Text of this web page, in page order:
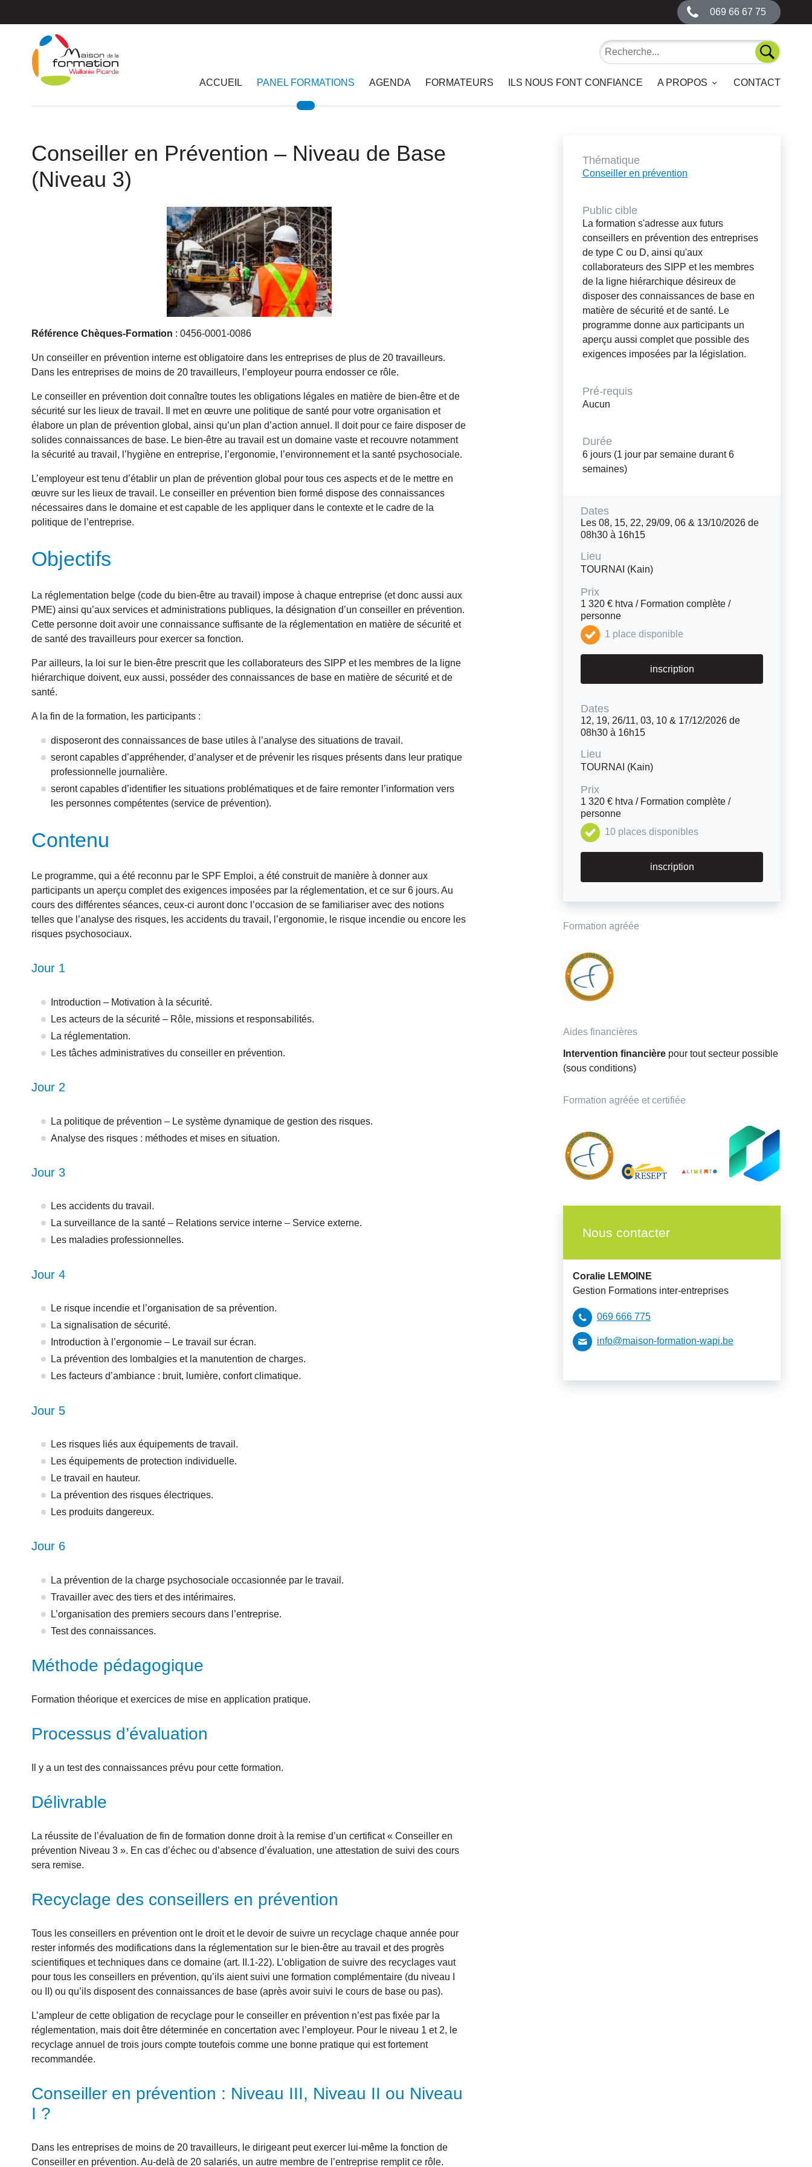
principal
069 66 67 75
ACCUEIL PANEL FORMATIONS AGENDA FORMATEURS ILS NOUS FONT CONFIANCE A PROPOS CONTACT
Recherche
Conseiller en Prévention – Niveau de Base
(Niveau 3)
Référence Chèques-Formation : 0456-0001-0086
Un conseiller en prévention interne est obligatoire dans les entreprises de plus de 20 travailleurs.
Dans les entreprises de moins de 20 travailleurs, l’employeur pourra endosser ce rôle.
Le conseiller en prévention doit connaître toutes les obligations légales en matière de bien-être et de
sécurité sur les lieux de travail. Il met en œuvre une politique de santé pour votre organisation et
élabore un plan de prévention global, ainsi qu’un plan d’action annuel. Il doit pour ce faire disposer de
solides connaissances de base. Le bien-être au travail est un domaine vaste et recouvre notamment
la sécurité au travail, l’hygiène en entreprise, l’ergonomie, l’environnement et la santé psychosociale.
L’employeur est tenu d’établir un plan de prévention global pour tous ces aspects et de le mettre en
œuvre sur les lieux de travail. Le conseiller en prévention bien formé dispose des connaissances
nécessaires dans le domaine et est capable de les appliquer dans le contexte et le cadre de la
politique de l’entreprise.
Objectifs
La réglementation belge (code du bien-être au travail) impose à chaque entreprise (et donc aussi aux
PME) ainsi qu’aux services et administrations publiques, la désignation d’un conseiller en prévention.
Cette personne doit avoir une connaissance suffisante de la réglementation en matière de sécurité et
de santé des travailleurs pour exercer sa fonction.
Par ailleurs, la loi sur le bien-être prescrit que les collaborateurs des SIPP et les membres de la ligne
hiérarchique doivent, eux aussi, posséder des connaissances de base en matière de sécurité et de
santé.
A la fin de la formation, les participants :
disposeront des connaissances de base utiles à l’analyse des situations de travail.
seront capables d’appréhender, d’analyser et de prévenir les risques présents dans leur pratique
professionnelle journalière.
seront capables d’identifier les situations problématiques et de faire remonter l’information vers
les personnes compétentes (service de prévention).
Contenu
Le programme, qui a été reconnu par le SPF Emploi, a été construit de manière à donner aux
participants un aperçu complet des exigences imposées par la réglementation, et ce sur 6 jours. Au
cours des différentes séances, ceux-ci auront donc l’occasion de se familiariser avec des notions
telles que l’analyse des risques, les accidents du travail, l’ergonomie, le risque incendie ou encore les
risques psychosociaux.
Jour 1
Introduction – Motivation à la sécurité.
Les acteurs de la sécurité – Rôle, missions et responsabilités.
La réglementation.
Les tâches administratives du conseiller en prévention.
Jour 2
La politique de prévention – Le système dynamique de gestion des risques.
Analyse des risques : méthodes et mises en situation.
Jour 3
Les accidents du travail.
La surveillance de la santé – Relations service interne – Service externe.
Les maladies professionnelles.
Jour 4
Le risque incendie et l’organisation de sa prévention.
La signalisation de sécurité.
Introduction à l’ergonomie – Le travail sur écran.
La prévention des lombalgies et la manutention de charges.
Les facteurs d’ambiance : bruit, lumière, confort climatique.
Jour 5
Les risques liés aux équipements de travail.
Les équipements de protection individuelle.
Le travail en hauteur.
La prévention des risques électriques.
Les produits dangereux.
Jour 6
La prévention de la charge psychosociale occasionnée par le travail.
Travailler avec des tiers et des intérimaires.
L’organisation des premiers secours dans l’entreprise.
Test des connaissances.
Méthode pédagogique
Formation théorique et exercices de mise en application pratique.
Processus d’évaluation
Il y a un test des connaissances prévu pour cette formation.
Délivrable
La réussite de l’évaluation de fin de formation donne droit à la remise d’un certificat « Conseiller en
prévention Niveau 3 ». En cas d’échec ou d’absence d’évaluation, une attestation de suivi des cours
sera remise.
Recyclage des conseillers en prévention
Tous les conseillers en prévention ont le droit et le devoir de suivre un recyclage chaque année pour
rester informés des modifications dans la réglementation sur le bien-être au travail et des progrès
scientifiques et techniques dans ce domaine (art. II.1-22). L’obligation de suivre des recyclages vaut
pour tous les conseillers en prévention, qu’ils aient suivi une formation complémentaire (du niveau I
ou II) ou qu’ils disposent des connaissances de base (après avoir suivi le cours de base ou pas).
L’ampleur de cette obligation de recyclage pour le conseiller en prévention n’est pas fixée par la
réglementation, mais doit être déterminée en concertation avec l’employeur. Pour le niveau 1 et 2, le
recyclage annuel de trois jours compte toutefois comme une bonne pratique qui est fortement
recommandée.
Conseiller en prévention : Niveau III, Niveau II ou Niveau
I ?
Dans les entreprises de moins de 20 travailleurs, le dirigeant peut exercer lui-même la fonction de
Conseiller en prévention. Au-delà de 20 salariés, un autre membre de l’entreprise remplit ce rôle.
Thématique
Conseiller en prévention
Public cible
La formation s'adresse aux futurs
conseillers en prévention des entreprises
de type C ou D, ainsi qu'aux
collaborateurs des SIPP et les membres
de la ligne hiérarchique désireux de
disposer des connaissances de base en
matière de sécurité et de santé. Le
programme donne aux participants un
aperçu aussi complet que possible des
exigences imposées par la législation.
Pré-requis
Aucun
Durée
6 jours (1 jour par semaine durant 6
semaines)
Dates
Les 08, 15, 22, 29/09, 06 & 13/10/2026 de
08h30 à 16h15
Lieu
TOURNAI (Kain)
Prix
1 320 € htva / Formation complète /
personne
1 place disponible
inscription
Dates
12, 19, 26/11, 03, 10 & 17/12/2026 de
08h30 à 16h15
Lieu
TOURNAI (Kain)
Prix
1 320 € htva / Formation complète /
personne
10 places disponibles
inscription
Formation agréée
Aides financières
Intervention financière pour tout secteur possible
(sous conditions)
Formation agréée et certifiée
Nous contacter
Coralie LEMOINE
Gestion Formations inter-entreprises
069 666 775
info@maison-formation-wapi.be